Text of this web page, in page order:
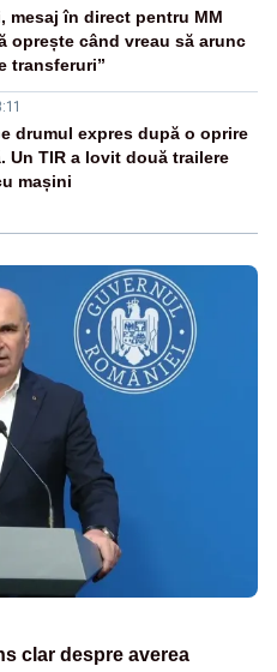
mesaj în direct pentru MM
oprește când vreau să arunc
transferuri”
drumul expres după o oprire
Un TIR a lovit două trailere
mașini
clar despre averea